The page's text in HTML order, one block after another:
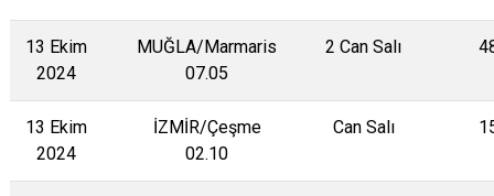
13 Ekim
2024
MUĞLA/Marmaris
07.05
2 Can Salı
13 Ekim
2024
İZMİR/Çeşme
02.10
Can Salı